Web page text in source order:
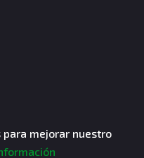
derechos reservados.
mejorar nuestro